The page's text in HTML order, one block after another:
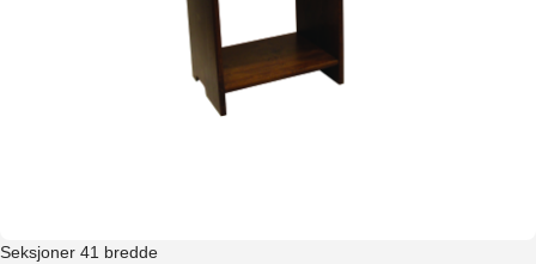
Seksjoner 41 bredde